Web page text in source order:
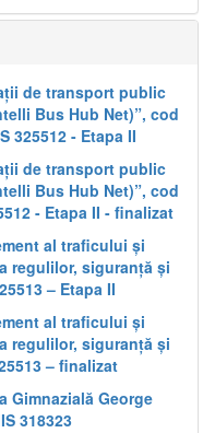
de transport public
Bus Hub Net)”, cod
325512 - Etapa II
de transport public
Bus Hub Net)”, cod
- Etapa II - finalizat
al traficului și
regulilor, siguranță și
– Etapa II
al traficului și
regulilor, siguranță și
– finalizat
Gimnazială George
318323